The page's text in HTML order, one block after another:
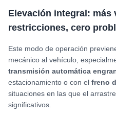
Elevación integral: más
restricciones, cero
Este modo de operación
mecánico al vehículo,
transmisión automática
estacionamiento o con el freno
situaciones en las que el
significativos.